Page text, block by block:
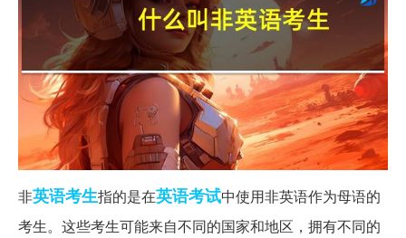
非英语考生指的是在英语考试中使用非英语作为母语的
考生。这些考生可能来自不同的国家和地区，拥有不同的